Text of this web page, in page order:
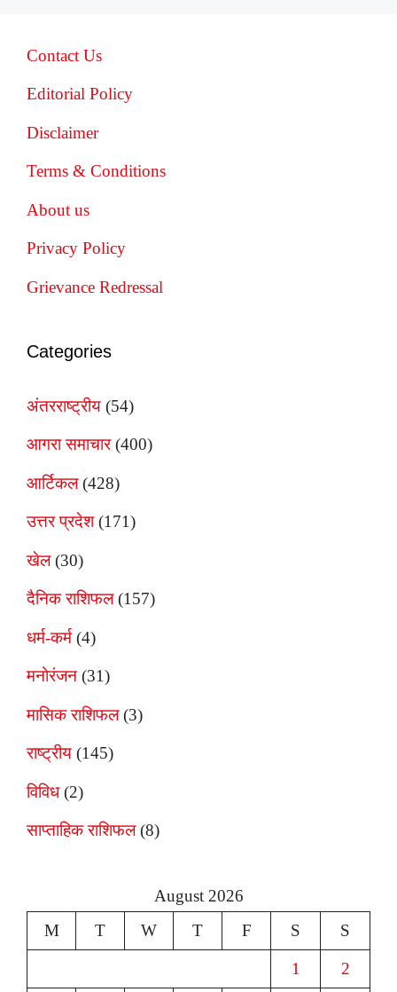
Contact Us
Editorial Policy
Disclaimer
Terms & Conditions
About us
Privacy Policy
Grievance Redressal
Categories
अंतरराष्ट्रीय (54)
आगरा समाचार(400)
आर्टिकल(428)
उत्तर प्रदेश(171)
खेल(30)
दैनिक राशिफल(157)
धर्म-कर्म (4)
मनोरंजन (31)
मासिक राशिफल(3)
राष्ट्रीय (145)
विविध(2)
साप्ताहिक राशिफल(8)
August 2026
M
T W T F S S
1 2